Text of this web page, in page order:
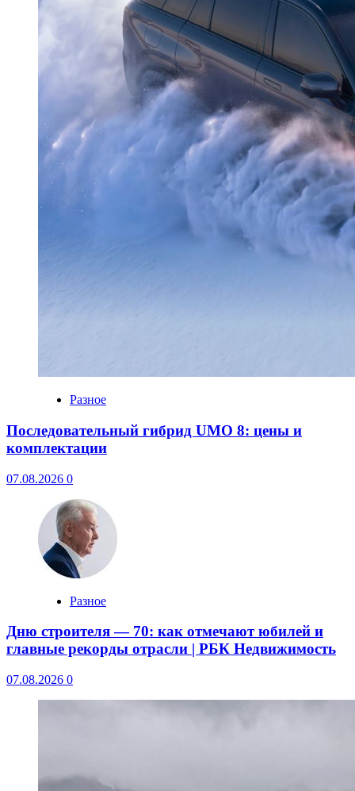
Разное
Последовательный гибрид UMO 8: цены и
комплектации
07.08.2026 0
Разное
Дню строителя — 70: как отмечают юбилей и
главные рекорды отрасли | РБК Недвижимость
07.08.2026 0